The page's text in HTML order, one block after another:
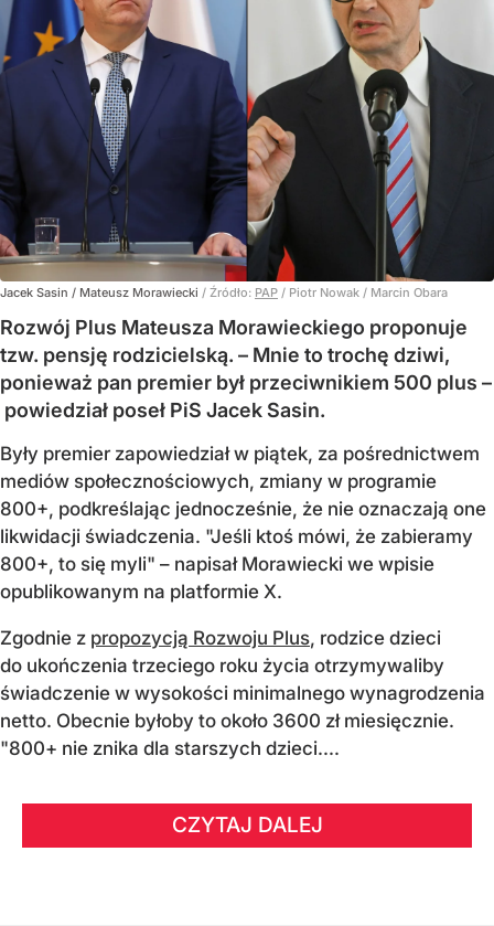
Jacek Sasin / Mateusz Morawiecki / Źródło: PAP / Piotr Nowak / Marcin Obara
Rozwój Plus Mateusza Morawieckiego proponuje
tzw. pensję rodzicielską. – Mnie to trochę dziwi,
ponieważ pan premier był przeciwnikiem 500 plus –
powiedział poseł PiS Jacek Sasin.
Były premier zapowiedział w piątek, za pośrednictwem
mediów społecznościowych, zmiany w programie
800+, podkreślając jednocześnie, że nie oznaczają one
likwidacji świadczenia. "Jeśli ktoś mówi, że zabieramy
800+, to się myli" – napisał Morawiecki we wpisie
opublikowanym na platformie X.
Zgodnie z propozycją Rozwoju Plus, rodzice dzieci
do ukończenia trzeciego roku życia otrzymywaliby
świadczenie w wysokości minimalnego wynagrodzenia
netto. Obecnie byłoby to około 3600 zł miesięcznie.
"800+ nie znika dla starszych dzieci....
CZYTAJ DALEJ